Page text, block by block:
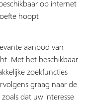
op internet
hoopt
aanbod van
Met het beschikbaar
zoekfuncties
graag naar de
dat uw interesse